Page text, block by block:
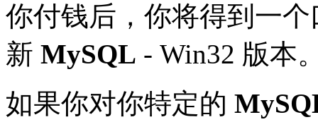
你付钱后，你将得到一
新 MySQL - Win32 版本
如果你对你特定的